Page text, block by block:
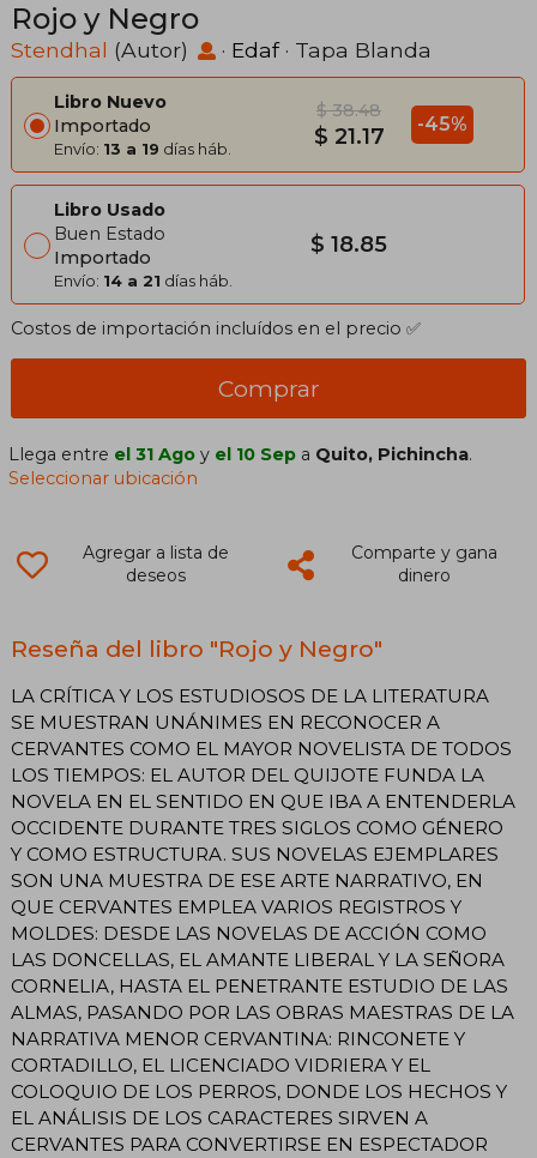
Rojo y Negro
Stendhal (Autor) · Edaf· Tapa Blanda
Libro Nuevo
Importado
Envío: 13 a 19 días háb.
$ 38.48
$ 21.17 -45%
Libro Usado
Buen Estado
Importado
Envío: 14 a 21 días háb.
$ 18.85
Costos de importación incluídos en el precio ✅
Comprar
Llega entre el 31 Ago y el 10 Sep a Quito, Pichincha.
Seleccionar ubicación
Agregar a lista de
deseos
Comparte y gana
dinero
Reseña del libro "Rojo y Negro"
LA CRÍTICA Y LOS ESTUDIOSOS DE LA LITERATURA
SE MUESTRAN UNÁNIMES EN RECONOCER A
CERVANTES COMO EL MAYOR NOVELISTA DE TODOS
LOS TIEMPOS: EL AUTOR DEL QUIJOTE FUNDA LA
NOVELA EN EL SENTIDO EN QUE IBA A ENTENDERLA
OCCIDENTE DURANTE TRES SIGLOS COMO GÉNERO
Y COMO ESTRUCTURA. SUS NOVELAS EJEMPLARES
SON UNA MUESTRA DE ESE ARTE NARRATIVO, EN
QUE CERVANTES EMPLEA VARIOS REGISTROS Y
MOLDES: DESDE LAS NOVELAS DE ACCIÓN COMO
LAS DONCELLAS, EL AMANTE LIBERAL Y LA SEÑORA
CORNELIA, HASTA EL PENETRANTE ESTUDIO DE LAS
ALMAS, PASANDO POR LAS OBRAS MAESTRAS DE LA
NARRATIVA MENOR CERVANTINA: RINCONETE Y
CORTADILLO, EL LICENCIADO VIDRIERA Y EL
COLOQUIO DE LOS PERROS, DONDE LOS HECHOS Y
EL ANÁLISIS DE LOS CARACTERES SIRVEN A
CERVANTES PARA CONVERTIRSE EN ESPECTADOR